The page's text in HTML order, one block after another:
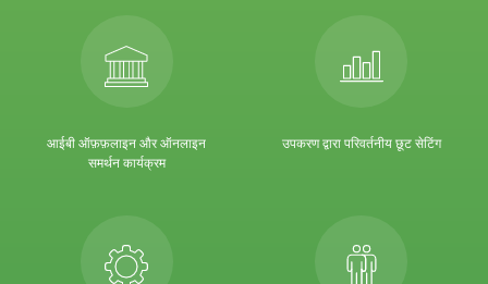
आईबी ऑफ़फ़लाइन और ऑनलाइन
समर्थन कार्यक्रम
उपकरण द्वारा परिवर्तनीय छूट सेटिंग